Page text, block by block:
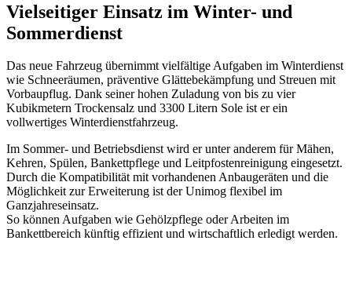
Vielseitiger Einsatz im Winter- und
Sommerdienst
Das neue Fahrzeug übernimmt vielfältige Aufgaben im Winterdienst
wie Schneeräumen, präventive Glättebekämpfung und Streuen mit
Vorbaupflug. Dank seiner hohen Zuladung von bis zu vier
Kubikmetern Trockensalz und 3300 Litern Sole ist er ein
vollwertiges Winterdienstfahrzeug.
Im Sommer- und Betriebsdienst wird er unter anderem für Mähen,
Kehren, Spülen, Bankettpflege und Leitpfostenreinigung eingesetzt.
Durch die Kompatibilität mit vorhandenen Anbaugeräten und die
Möglichkeit zur Erweiterung ist der Unimog flexibel im
Ganzjahreseinsatz.
So können Aufgaben wie Gehölzpflege oder Arbeiten im
Bankettbereich künftig effizient und wirtschaftlich erledigt werden.